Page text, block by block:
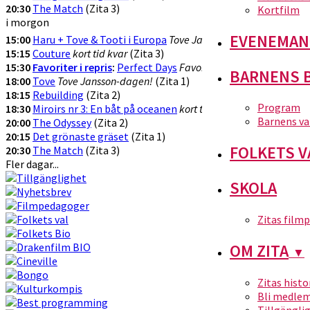
Kortfilm
BARNENS
Program
Barnens
FOLKETS
SKOLA
Zitas
OM ZITA▼
Zitas
Bli
20:30 The Match (Zita 3)
i morgon
15:00 Haru + Tove & Tooti i Europa Tove Jansson-dagen(Zita 1)
15:15 Couture kort tid kvar(Zita 3)
15:30 Favoriter i repris: Perfect Days Favorit i repriis
18:00 Tove Tove Jansson-dagen! (Zita 1)
18:15 Rebuilding (Zita 2)
18:30 Miroirs nr 3: En båt på oceanen kort tid kvar
(Zita 3)
20:00 The Odyssey(Zita 2)
20:15 Det grönaste gräset (Zita 1)
20:30 The Match (Zita 3)
Fler dagar...